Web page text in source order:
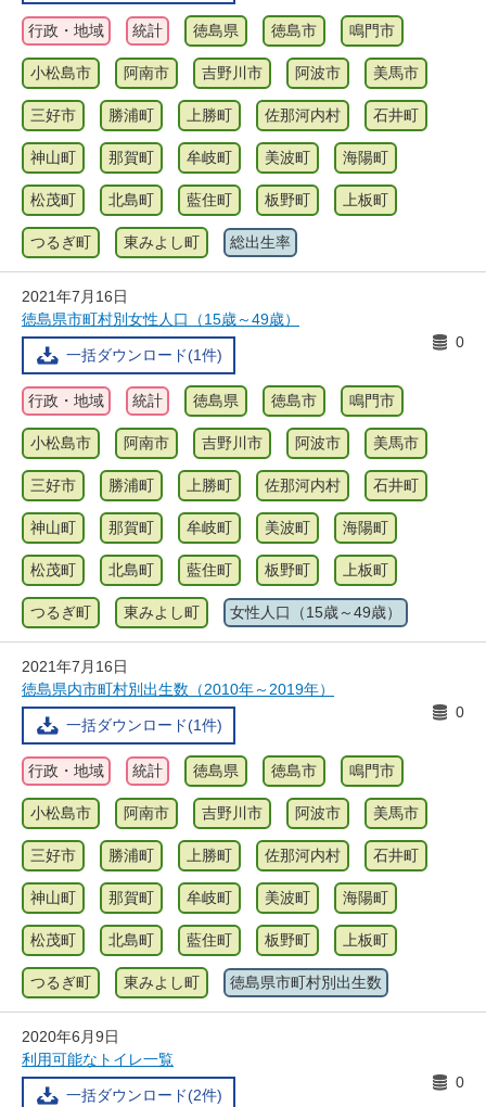
行政・地域 統計 徳島県 徳島市 鳴門市
小松島市 阿南市 吉野川市 阿波市 美馬市
三好市 勝浦町 上勝町 佐那河内村 石井町
神山町 那賀町 牟岐町 美波町 海陽町
松茂町 北島町 藍住町 板野町 上板町
つるぎ町 東みよし町 総出生率
2021年7月16日
徳島県市町村別女性人口（15歳～49歳）
一括ダウンロード(1件)
0
行政・地域 統計 徳島県 徳島市 鳴門市
小松島市 阿南市 吉野川市 阿波市 美馬市
三好市 勝浦町 上勝町 佐那河内村 石井町
神山町 那賀町 牟岐町 美波町 海陽町
松茂町 北島町 藍住町 板野町 上板町
つるぎ町 東みよし町 女性人口（15歳～49歳）
2021年7月16日
徳島県内市町村別出生数（2010年～2019年）
一括ダウンロード(1件)
0
行政・地域 統計 徳島県 徳島市 鳴門市
小松島市 阿南市 吉野川市 阿波市 美馬市
三好市 勝浦町 上勝町 佐那河内村 石井町
神山町 那賀町 牟岐町 美波町 海陽町
松茂町 北島町 藍住町 板野町 上板町
つるぎ町 東みよし町 徳島県市町村別出生数
2020年6月9日
利用可能なトイレ一覧
一括ダウンロード(2件)
0